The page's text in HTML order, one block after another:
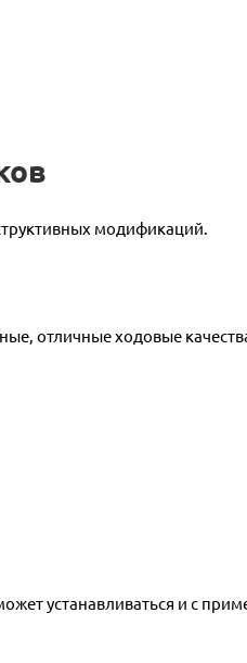
модификаций.
отличные ходовые
устанавливаться и с